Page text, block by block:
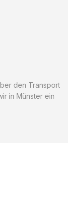
den Transport
in Münster ein